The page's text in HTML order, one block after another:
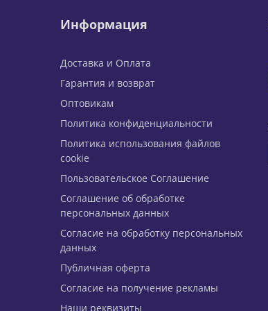
Информация
Доставка и Оплата
Гарантия и возврат
Оптовикам
Политика конфиденциальности
Политика использования файлов
cookie
Пользовательское Соглашение
Соглашение об обработке
персональных данных
Согласие на обработку персональных
данных
Публичная оферта
Согласие на получение рекламы
Наши реквизиты